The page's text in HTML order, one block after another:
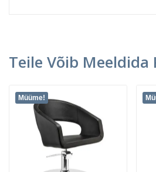
Teile Võib Meeldida
Müüme!